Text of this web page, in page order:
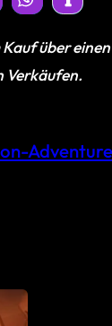
über
Verkäufen.
Adventure